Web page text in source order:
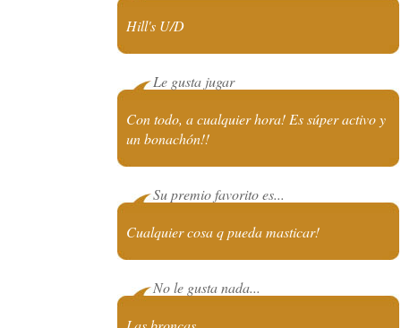
Hill's U/D
Le gusta jugar
Con todo, a cualquier hora! Es súper activo y
un bonachón!!
Su premio favorito es...
Cualquier cosa q pueda masticar!
No le gusta nada...